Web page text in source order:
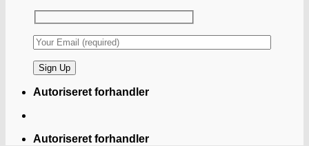
Autoriseret forhandler
Autoriseret forhandler